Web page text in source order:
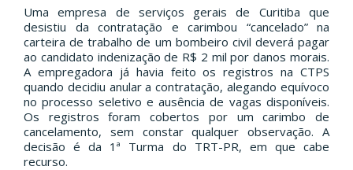
Uma empresa de serviços gerais de Curitiba que
desistiu da contratação e carimbou “cancelado” na
carteira de trabalho de um bombeiro civil deverá pagar
ao candidato indenização de R$ 2 mil por danos morais.
A empregadora já havia feito os registros na CTPS
quando decidiu anular a contratação, alegando equívoco
no processo seletivo e ausência de vagas disponíveis.
Os registros foram cobertos por um carimbo de
cancelamento, sem constar qualquer observação. A
decisão é da 1ª Turma do TRT-PR, em que cabe
recurso.